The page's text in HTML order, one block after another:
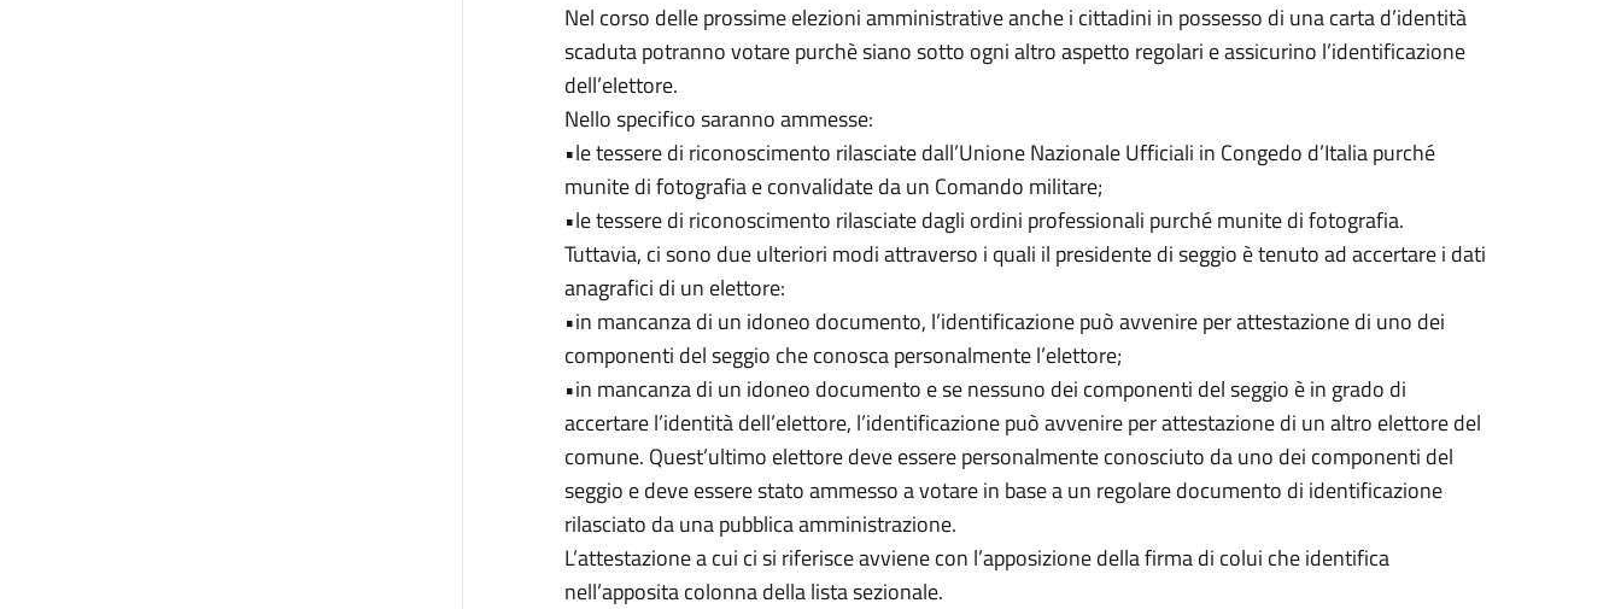
Nel corso delle prossime elezioni amministrative anche i cittadini in possesso di una carta d’identità
scaduta potranno votare purchè siano sotto ogni altro aspetto regolari e assicurino l’identificazione
dell’elettore.
Nello specifico saranno ammesse:
•le tessere di riconoscimento rilasciate dall’Unione Nazionale Ufficiali in Congedo d’Italia purché
munite di fotografia e convalidate da un Comando militare;
•le tessere di riconoscimento rilasciate dagli ordini professionali purché munite di fotografia.
Tuttavia, ci sono due ulteriori modi attraverso i quali il presidente di seggio è tenuto ad accertare i dati
anagrafici di un elettore:
•in mancanza di un idoneo documento, l’identificazione può avvenire per attestazione di uno dei
componenti del seggio che conosca personalmente l’elettore;
•in mancanza di un idoneo documento e se nessuno dei componenti del seggio è in grado di
accertare l’identità dell’elettore, l’identificazione può avvenire per attestazione di un altro elettore del
comune. Quest’ultimo elettore deve essere personalmente conosciuto da uno dei componenti del
seggio e deve essere stato ammesso a votare in base a un regolare documento di identificazione
rilasciato da una pubblica amministrazione.
L’attestazione a cui ci si riferisce avviene con l’apposizione della firma di colui che identifica
nell’apposita colonna della lista sezionale.